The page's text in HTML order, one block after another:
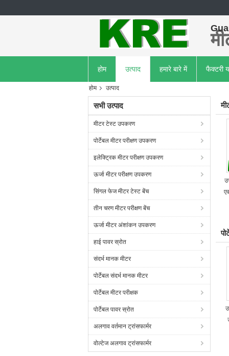
होम उत्पाद हमारे बारे में फैक्टरी
होम उत्पाद
सभी उत्पाद
मीटर टेस्ट उपकरण
पोर्टेबल मीटर परीक्षण उपकरण
इलेक्ट्रिक मीटर परीक्षण उपकरण
ऊर्जा मीटर परीक्षण उपकरण
सिंगल फेज मीटर टेस्ट बेंच
तीन चरण मीटर परीक्षण बेंच
ऊर्जा मीटर अंशांकन उपकरण
हाई पावर स्रोत
संदर्भ मानक मीटर
पोर्टेबल संदर्भ मानक मीटर
पोर्टेबल मीटर परीक्षक
पोर्टेबल पावर स्रोत
अलगाव वर्तमान ट्रांसफार्मर
वोल्टेज अलगाव ट्रांसफार्मर